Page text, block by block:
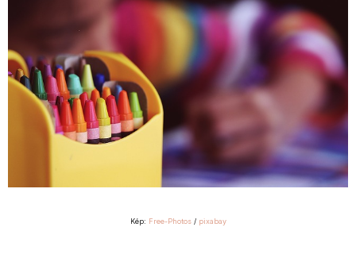
Kép: Free-Photos/ pixabay